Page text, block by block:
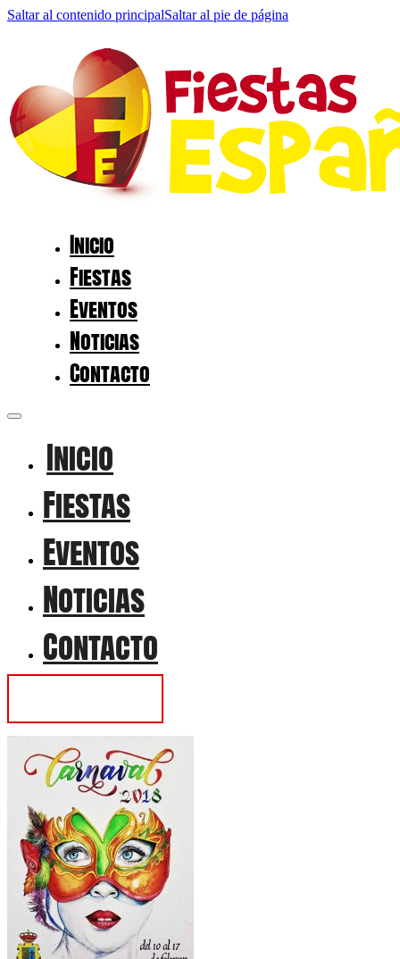
Saltar al contenido principalSaltar al pie de página
Inicio
Fiestas
Eventos
Noticias
Contacto
Inicio
Fiestas
Eventos
Noticias
Contacto